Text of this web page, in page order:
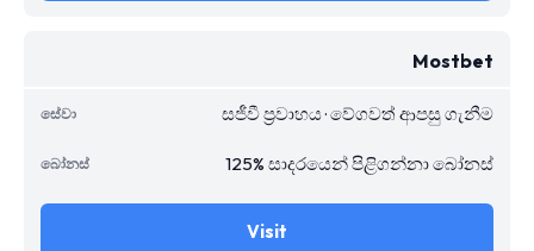
Mostbet
සජීවී ප්‍රවාහය · වේගවත් ආපසු ගැනීම
125% සාදරයෙන් පිළිගන්නා බෝනස්
Visit